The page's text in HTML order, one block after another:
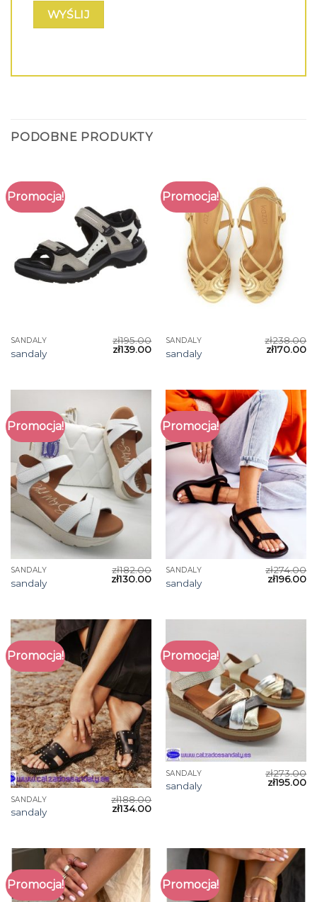
PODOBNE PRODUKTY
Promocja!
SANDALY
sandaly
zł195.00
zł139.00
Promocja!
SANDALY
sandaly
zł238.00
zł170.00
Promocja!
SANDALY
sandaly
zł182.00
zł130.00
Promocja!
SANDALY
sandaly
zł274.00
zł196.00
Promocja!
SANDALY
sandaly
zł188.00
zł134.00
Promocja!
SANDALY
sandaly
zł273.00
zł195.00
Promocja! Promocja!